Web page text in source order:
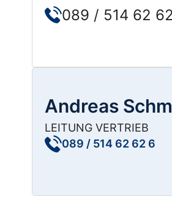
089 / 514 62
Andreas
LEITUNG VERTRIEB
089 / 514 62 62 6